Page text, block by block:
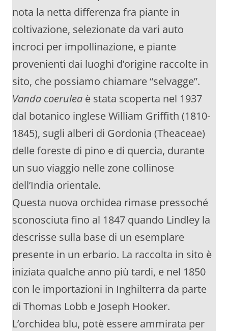
nota la netta differenza fra piante in
coltivazione, selezionate da vari auto
incroci per impollinazione, e piante
provenienti dai luoghi d’origine raccolte in
sito, che possiamo chiamare “selvagge”.
Vanda coerulea è stata scoperta nel 1937
dal botanico inglese William Griffith (1810-
1845), sugli alberi di Gordonia (Theaceae)
delle foreste di pino e di quercia, durante
un suo viaggio nelle zone collinose
dell’India orientale.
Questa nuova orchidea rimase pressoché
sconosciuta fino al 1847 quando Lindley la
descrisse sulla base di un esemplare
presente in un erbario. La raccolta in sito è
iniziata qualche anno più tardi, e nel 1850
con le importazioni in Inghilterra da parte
di Thomas Lobb e Joseph Hooker.
L’orchidea blu, potè essere ammirata per